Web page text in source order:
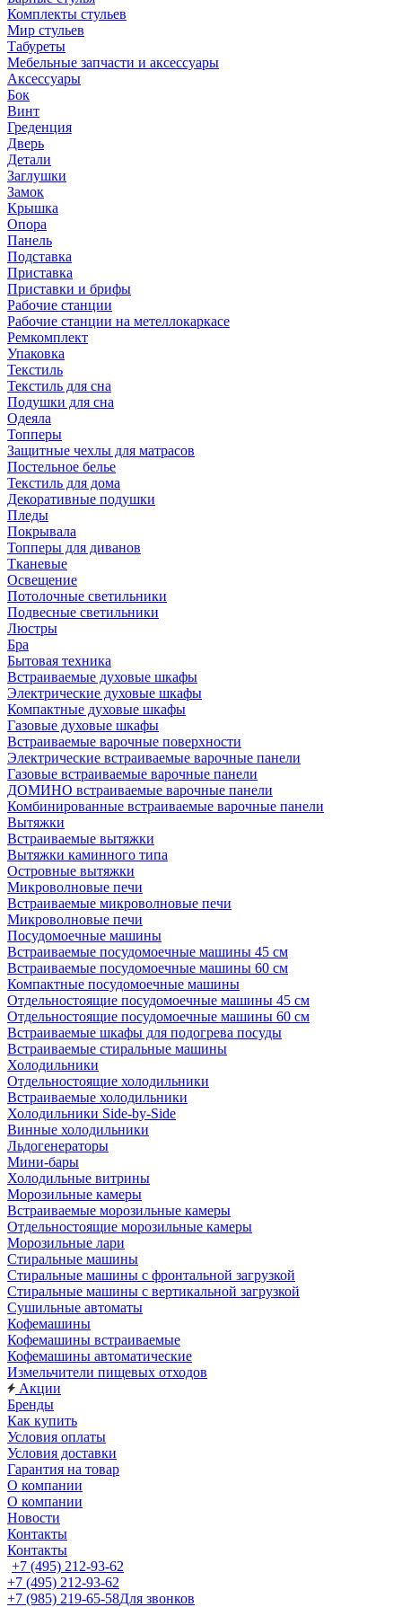
Комплекты стульев
Мир стульев
Табуреты
Мебельные запчасти и аксессуары
Аксессуары
Бок
Винт
Греденция
Дверь
Детали
Заглушки
Замок
Крышка
Опора
Панель
Подставка
Приставка
Приставки и брифы
Рабочие станции
Рабочие станции на метеллокаркасе
Ремкомплект
Упаковка
Текстиль
Текстиль для сна
Подушки для сна
Одеяла
Топперы
Защитные чехлы для матрасов
Постельное белье
Текстиль для дома
Декоративные подушки
Пледы
Покрывала
Топперы для диванов
Тканевые
Освещение
Потолочные светильники
Подвесные светильники
Люстры
Бра
Бытовая техника
Встраиваемые духовые шкафы
Электрические духовые шкафы
Компактные духовые шкафы
Газовые духовые шкафы
Встраиваемые варочные поверхности
Электрические встраиваемые варочные панели
Газовые встраиваемые варочные панели
ДОМИНО встраиваемые варочные панели
Комбинированные встраиваемые варочные панели
Вытяжки
Встраиваемые вытяжки
Вытяжки каминного типа
Островные вытяжки
Микроволновые печи
Встраиваемые микроволновые печи
Микроволновые печи
Посудомоечные машины
Встраиваемые посудомоечные машины 45 см
Встраиваемые посудомоечные машины 60 см
Компактные посудомоечные машины
Отдельностоящие посудомоечные машины 45 см
Отдельностоящие посудомоечные машины 60 см
Встраиваемые шкафы для подогрева посуды
Встраиваемые стиральные машины
Холодильники
Отдельностоящие холодильники
Встраиваемые холодильники
Холодильники Side-by-Side
Винные холодильники
Льдогенераторы
Мини-бары
Холодильные витрины
Морозильные камеры
Встраиваемые морозильные камеры
Отдельностоящие морозильные камеры
Морозильные лари
Стиральные машины
Стиральные машины с фронтальной загрузкой
Стиральные машины с вертикальной загрузкой
Сушильные автоматы
Кофемашины
Кофемашины встраиваемые
Кофемашины автоматические
Измельчители пищевых отходов
Акции
Бренды
Как купить
Условия оплаты
Условия доставки
Гарантия на товар
О компании
О компании
Новости
Контакты
Контакты
+7 (495) 212-93-62
+7 (495) 212-93-62
+7 (985) 219-65-58Для звонков